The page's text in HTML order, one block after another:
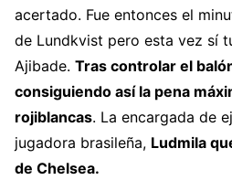
acertado. Fue entonces el
de Lundkvist pero esta vez sí
Ajibade. Tras controlar el
consiguiendo así la pena
rojiblancas. La encargada de
jugadora brasileña, Ludmila
de Chelsea.